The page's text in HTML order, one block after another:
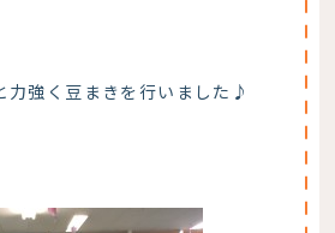
力強く豆まきを行いました♪